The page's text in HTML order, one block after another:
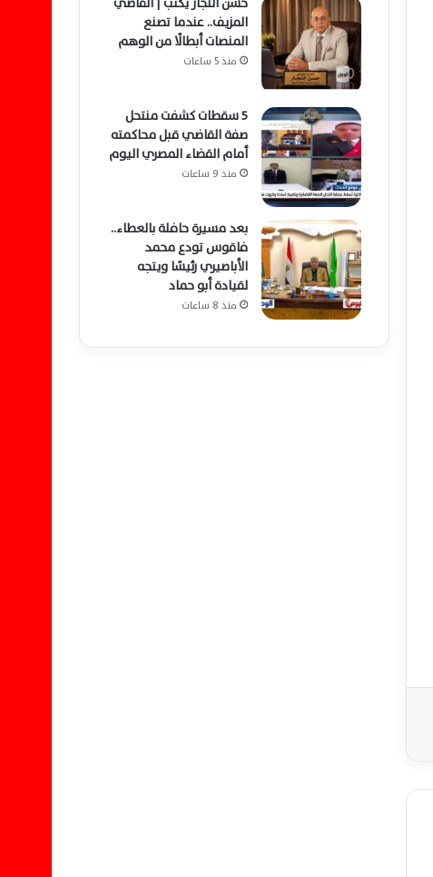
المزيف.. عندما تصنع
المنصات أبطالًا من الوهم
منذ 5 ساعات
5 سقطات كشفت منتحل
صفة القاضي قبل محاكمته
أمام القضاء المصري اليوم
منذ 9 ساعات
بعد مسيرة حافلة بالعطاء..
فاقوس تودع محمد
الأباصيري رئيسًا ويتجه
لقيادة أبو حماد
منذ 8 ساعات